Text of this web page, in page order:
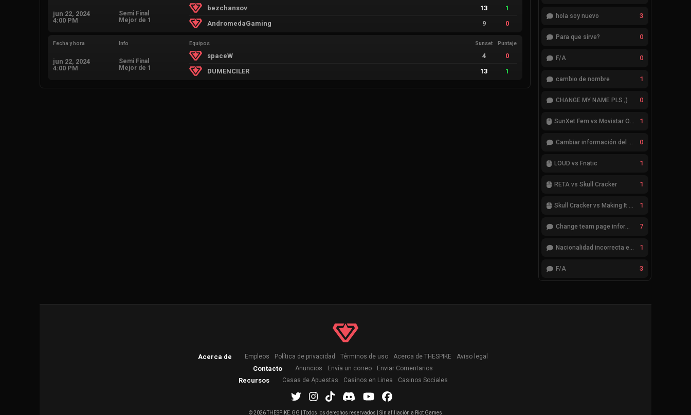
jun 22, 2024
4:00 PM
Semi Final
Mejor de 1
bezchansov 13
1
AndromedaGaming
9 0
Fecha y hora
jun 22, 2024
4:00 PM
Info
Semi Final
Mejor de 1
Equipos Sunset Puntaje
spaceW 4
0
DUMENCILER
13 1
hola soy nuevo 3
Para que sirve? 0
F/A 0
cambio de nombre 1
CHANGE MY NAME PLS ;) 0
SunXet Fem vs Movistar Optix Fem 1
Cambiar información del Team 0
LOUD vs Fnatic 1
RETA vs Skull Cracker 1
Skull Cracker vs Making It Look Easy 1
Change team page information 7
Nacionalidad incorrecta en el jugador cheatcode 1
F/A 3
Acerca de Empleos Política de privacidad Términos de uso Acerca de THESPIKE Aviso legal
Contacto Anuncios Envía un correo Enviar Comentarios
Recursos Casas de Apuestas Casinos en Linea Casinos Sociales
©2026 THESPIKE.GG | Todos los derechos reservados | Sin afiliación a Riot Games